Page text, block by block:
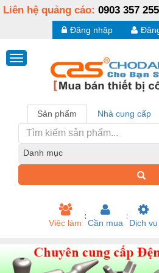
Liên hệ quảng cáo: 0903 357 255
Đăng nhập
Sản phẩm Nhà cung cấp
Danh mục
Việc làm Cần mua Dịch vụ